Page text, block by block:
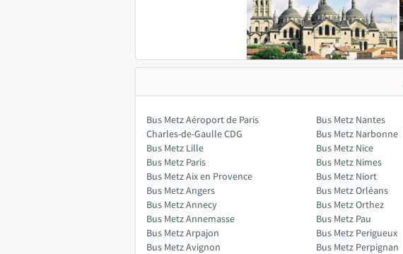
Bus Metz Aéroport de Paris
Charles-de-Gaulle CDG
Bus Metz Lille
Bus Metz Paris
Bus Metz Aix en Provence
Bus Metz Angers
Bus Metz Annecy
Bus Metz Annemasse
Bus Metz Arpajon
Bus Metz Avignon
Bus Metz Nantes
Bus Metz Narbonne
Bus Metz Nice
Bus Metz Nimes
Bus Metz Niort
Bus Metz Orléans
Bus Metz Orthez
Bus Metz Pau
Bus Metz Perigueux
Bus Metz Perpignan